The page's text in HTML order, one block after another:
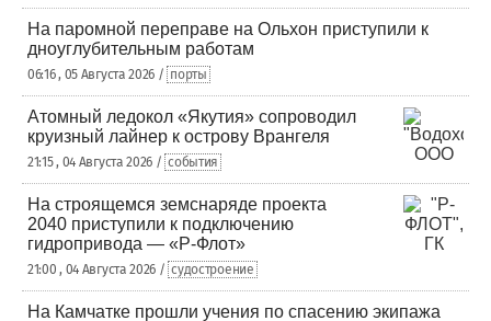
На паромной переправе на Ольхон приступили к
дноуглубительным работам
06:16 , 05 Августа 2026 / порты
Атомный ледокол «Якутия» сопроводил
круизный лайнер к острову Врангеля
21:15 , 04 Августа 2026 / события
На строящемся земснаряде проекта
2040 приступили к подключению
гидропривода — «Р-Флот»
21:00 , 04 Августа 2026 / судостроение
На Камчатке прошли учения по спасению экипажа